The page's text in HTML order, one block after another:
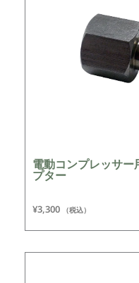
電動コンプレッサ
プター
¥3,300 （税込）